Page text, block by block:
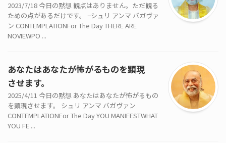
2023/7/18 今日の黙想 観点はありません。ただ観る
ための点があるだけです。 −シュリ アンマ バガヴァ
ン CONTEMPLATIONFor The Day THERE ARE
NOVIEWPO ...
あなたはあなたが怖がるものを顕現
させます。
2025/4/11 今日の黙想 あなたはあなたが怖がるもの
を顕現させます。 シュリ アンマ バガヴァン
CONTEMPLATIONFor The Day YOU MANIFESTWHAT
YOU FE ...